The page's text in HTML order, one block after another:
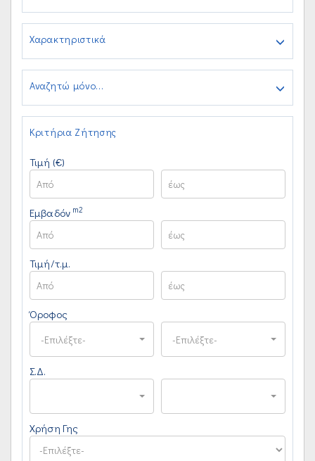
Χαρακτηριστικά
Αναζητώ μόνο...
Κριτήρια Ζήτησης
Τιμή (€)
Εμβαδόν m2
Τιμή/τ.μ.
Όροφος
-Επιλέξτε- -Επιλέξτε-
Σ.Δ.
Χρήση Γης